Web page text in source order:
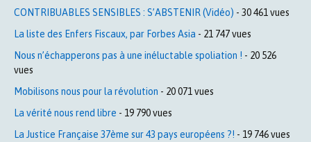
CONTRIBUABLES SENSIBLES : S’ABSTENIR (Vidéo) - 30 461 vues
La liste des Enfers Fiscaux, par Forbes Asia - 21 747 vues
Nous n’échapperons pas à une inéluctable spoliation ! - 20 526
vues
Mobilisons nous pour la révolution - 20 071 vues
La vérité nous rend libre - 19 790 vues
La Justice Française 37ème sur 43 pays européens ?! - 19 746 vues